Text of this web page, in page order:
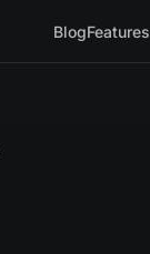
BlogFeatures